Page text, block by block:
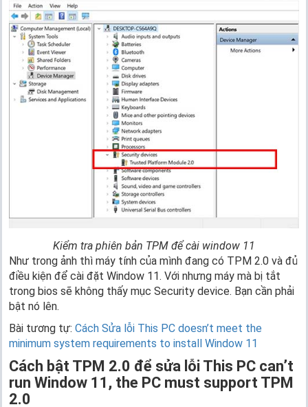
Kiểm tra phiên bản TPM để cài window 11
Như trong ảnh thì máy tính của mình đang có TPM 2.0 và đủ
điều kiện để cài đặt Window 11. Với nhưng máy mà bị tắt
trong bios sẽ không thấy mục Security device. Bạn cần phải
bật nó lên.
Bài tương tự: Cách Sửa lỗi This PC doesn’t meet the
minimum system requirements to install Window 11
Cách bật TPM 2.0 để sửa lỗi This PC can’t
run Window 11, the PC must support TPM
2.0